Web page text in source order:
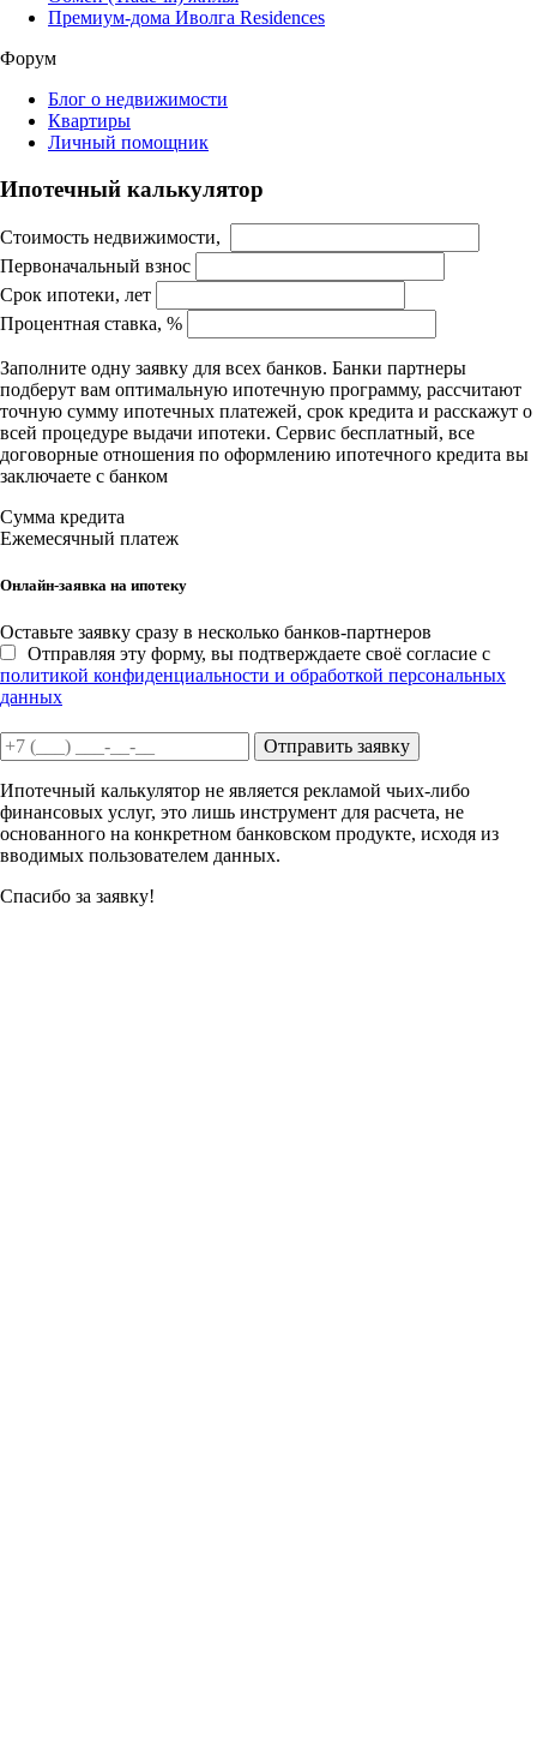
Премиум-дома Иволга Residences
Форум
Блог о недвижимости
Квартиры
Личный помощник
Ипотечный калькулятор
Стоимость недвижимости,
Первоначальный взнос
Срок ипотеки, лет
Процентная ставка, %
Заполните одну заявку для всех банков. Банки партнеры
подберут вам оптимальную ипотечную программу, рассчитают
точную сумму ипотечных платежей, срок кредита и расскажут о
всей процедуре выдачи ипотеки. Сервис бесплатный, все
договорные отношения по оформлению ипотечного кредита вы
заключаете с банком
Сумма кредита
Ежемесячный платеж
Онлайн-заявка на ипотеку
Оставьте заявку сразу в несколько банков-партнеров
Отправляя эту форму, вы подтверждаете своё согласие с
политикой конфиденциальности и обработкой персональных
данных
Отправить заявку
Ипотечный калькулятор не является рекламой чьих-либо
финансовых услуг, это лишь инструмент для расчета, не
основанного на конкретном банковском продукте, исходя из
вводимых пользователем данных.
Спасибо за заявку!